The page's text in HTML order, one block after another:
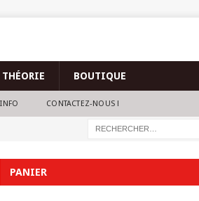
BOUTIQUE
CONTACTEZ-NOUS !
PANIER